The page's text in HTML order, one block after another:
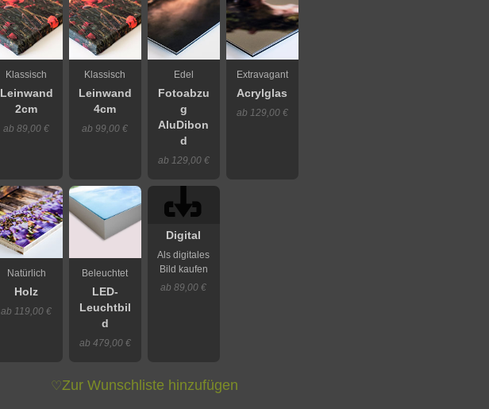
Klassisch
Leinwand
2cm
ab 89,00 €
Klassisch
Leinwand
4cm
ab 99,00 €
Edel
Fotoabzu
g
AluDibon
d
ab 129,00 €
Extravagant
Acrylglas
ab 129,00 €
Natürlich
Holz
ab 119,00 €
Beleuchtet
LED-
Leuchtbil
d
ab 479,00 €
Digital
Als digitales
Bild kaufen
ab 89,00 €
♡Zur Wunschliste hinzufügen